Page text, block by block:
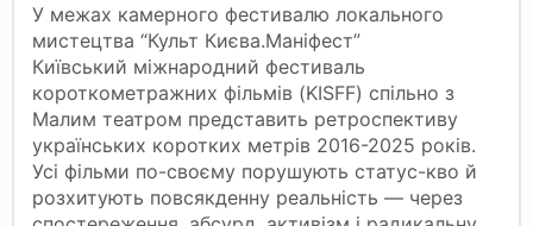
У межах камерного фестивалю локального
мистецтва “Культ Києва.Маніфест”
Київський міжнародний фестиваль
короткометражних фільмів (KISFF) спільно з
Малим театром представить ретроспективу
українських коротких метрів 2016-2025 років.
Усі фільми по-своєму порушують статус-кво й
розхитують повсякденну реальність — через